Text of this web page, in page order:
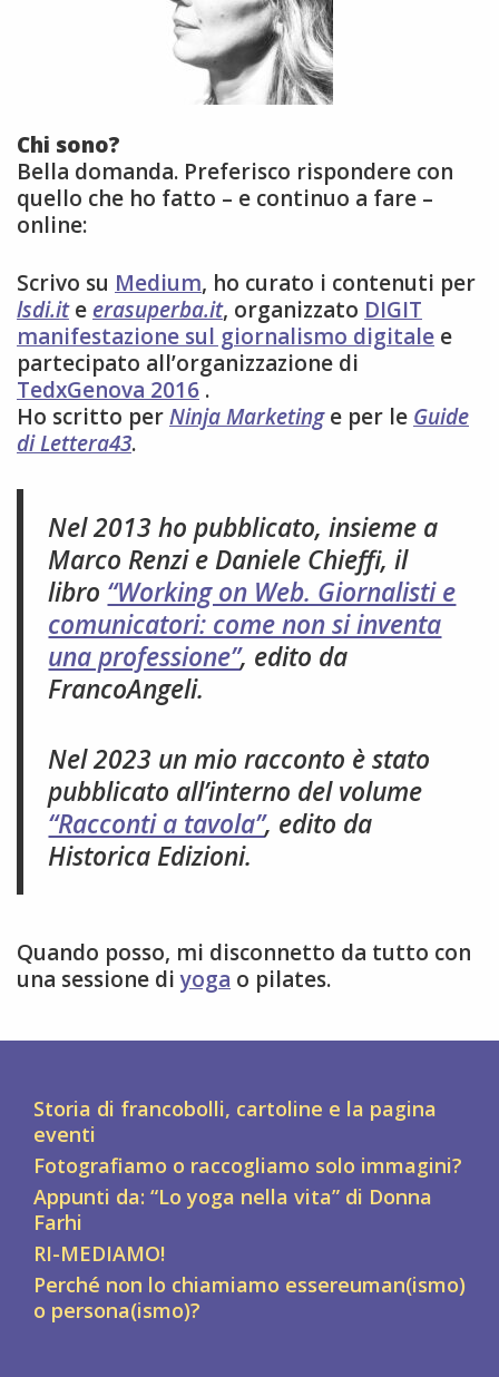
Chi sono?
Bella domanda. Preferisco rispondere con
quello che ho fatto – e continuo a fare –
online:
Scrivo su Medium, ho curato i contenuti per
lsdi.ite erasuperba.it, organizzato DIGIT
manifestazione sul giornalismo digitale e
partecipato all’organizzazione di
TedxGenova 2016 .
Ho scritto perNinja Marketinge per le Guide
di Lettera43.
Nel 2013 ho pubblicato, insieme a
Marco Renzi e Daniele Chieffi, il
libro “Working on Web. Giornalisti e
comunicatori: come non si inventa
una professione”, edito da
FrancoAngeli.
Nel 2023 un mio racconto è stato
pubblicato all’interno del volume
“Racconti a tavola”, edito da
Historica Edizioni.
Quando posso, mi disconnetto da tutto con
una sessione diyoga o pilates.
Storia di francobolli, cartoline e la pagina
eventi
Fotografiamo o raccogliamo solo immagini?
Appunti da: “Lo yoga nella vita” di Donna
Farhi
RI-MEDIAMO!
Perché non lo chiamiamo essereuman(ismo)
o persona(ismo)?